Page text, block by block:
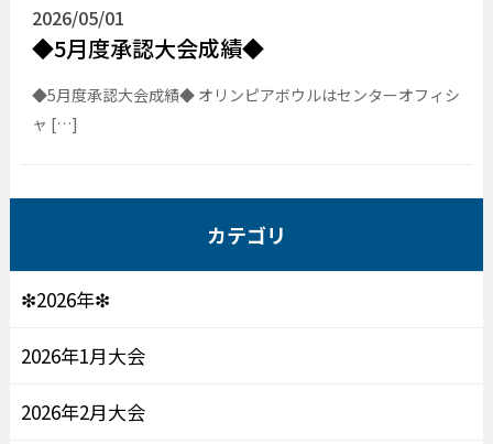
2026/05/01
◆5月度承認大会成績◆
◆5月度承認大会成績◆ オリンピアボウルはセンターオフィシ
ャ […]
カテゴリ
❇2026年❇
2026年1月大会
2026年2月大会